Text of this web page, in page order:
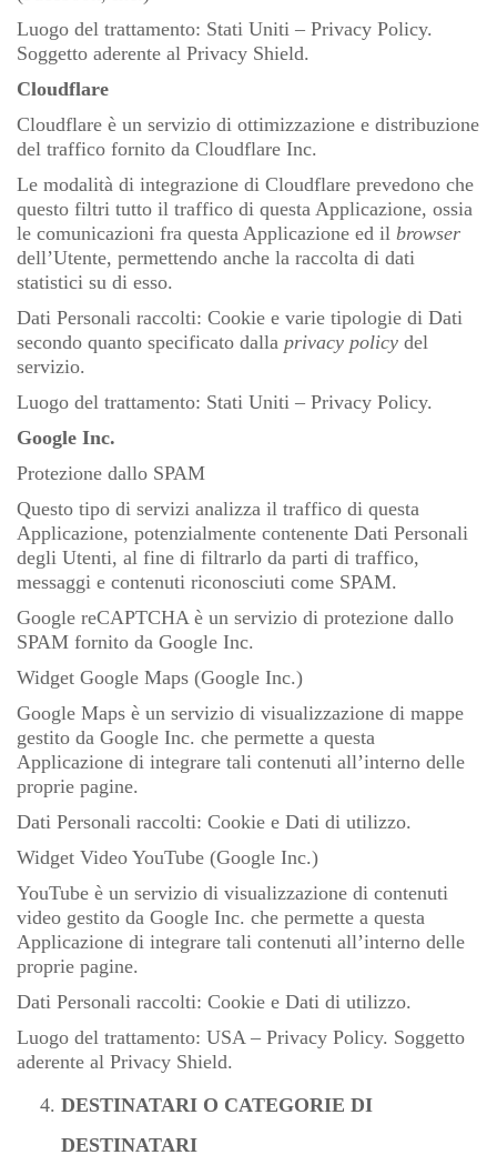
Luogo del trattamento: Stati Uniti – Privacy Policy.
Soggetto aderente al Privacy Shield.
Cloudflare
Cloudflare è un servizio di ottimizzazione e distribuzione
del traffico fornito da Cloudflare Inc.
Le modalità di integrazione di Cloudflare prevedono che
questo filtri tutto il traffico di questa Applicazione, ossia
le comunicazioni fra questa Applicazione ed il browser
dell’Utente, permettendo anche la raccolta di dati
statistici su di esso.
Dati Personali raccolti: Cookie e varie tipologie di Dati
secondo quanto specificato dalla privacy policy del
servizio.
Luogo del trattamento: Stati Uniti – Privacy Policy.
Google Inc.
Protezione dallo SPAM
Questo tipo di servizi analizza il traffico di questa
Applicazione, potenzialmente contenente Dati Personali
degli Utenti, al fine di filtrarlo da parti di traffico,
messaggi e contenuti riconosciuti come SPAM.
Google reCAPTCHA è un servizio di protezione dallo
SPAM fornito da Google Inc.
Widget Google Maps (Google Inc.)
Google Maps è un servizio di visualizzazione di mappe
gestito da Google Inc. che permette a questa
Applicazione di integrare tali contenuti all’interno delle
proprie pagine.
Dati Personali raccolti: Cookie e Dati di utilizzo.
Widget Video YouTube (Google Inc.)
YouTube è un servizio di visualizzazione di contenuti
video gestito da Google Inc. che permette a questa
Applicazione di integrare tali contenuti all’interno delle
proprie pagine.
Dati Personali raccolti: Cookie e Dati di utilizzo.
Luogo del trattamento: USA – Privacy Policy. Soggetto
aderente al Privacy Shield.
DESTINATARI O CATEGORIE DI
DESTINATARI